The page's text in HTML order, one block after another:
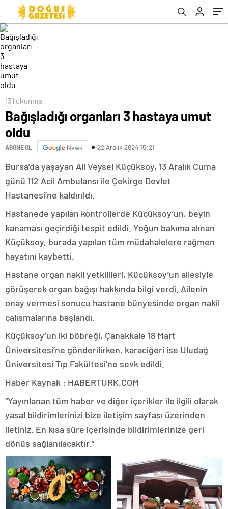
131 okunma
Bağışladığı organları 3 hastaya umut
oldu
ABONE OL News 22 Aralık 2024 15:21
Bursa’da yaşayan Ali Veysel Küçüksoy, 13 Aralık Cuma
günü 112 Acil Ambulansı ile Çekirge Devlet
Hastanesi’ne kaldırıldı.
Hastanede yapılan kontrollerde Küçüksoy’un, beyin
kanaması geçirdiği tespit edildi. Yoğun bakıma alınan
Küçüksoy, burada yapılan tüm müdahalelere rağmen
hayatını kaybetti.
Hastane organ nakil yetkilileri, Küçüksoy’un ailesiyle
görüşerek organ bağışı hakkında bilgi verdi. Ailenin
onay vermesi sonucu hastane bünyesinde organ nakil
çalışmalarına başlandı.
Küçüksoy’un iki böbreği, Çanakkale 18 Mart
Üniversitesi’ne gönderilirken, karaciğeri ise Uludağ
Üniversitesi Tıp Fakültesi’ne sevk edildi.
Haber Kaynak : HABERTURK.COM
“Yayınlanan tüm haber ve diğer içerikler ile ilgili olarak
yasal bildirimlerinizi bize iletişim sayfası üzerinden
iletiniz. En kısa süre içerisinde bildirimlerinize geri
dönüş sağlanılacaktır.”